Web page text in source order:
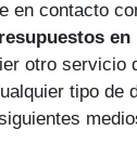
en contacto
otro servicio
tipo de